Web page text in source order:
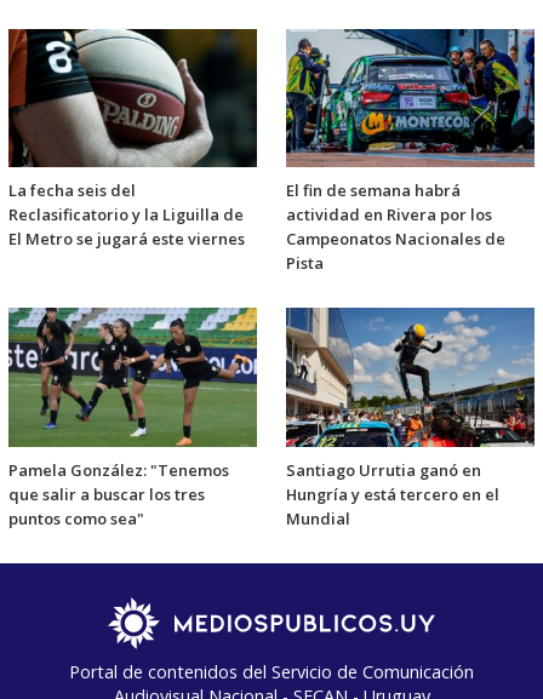
La fecha seis del
Reclasificatorio y la Liguilla de
El Metro se jugará este viernes
El fin de semana habrá
actividad en Rivera por los
Campeonatos Nacionales de
Pista
Pamela González: "Tenemos
que salir a buscar los tres
puntos como sea"
Santiago Urrutia ganó en
Hungría y está tercero en el
Mundial
Portal de contenidos del Servicio de Comunicación